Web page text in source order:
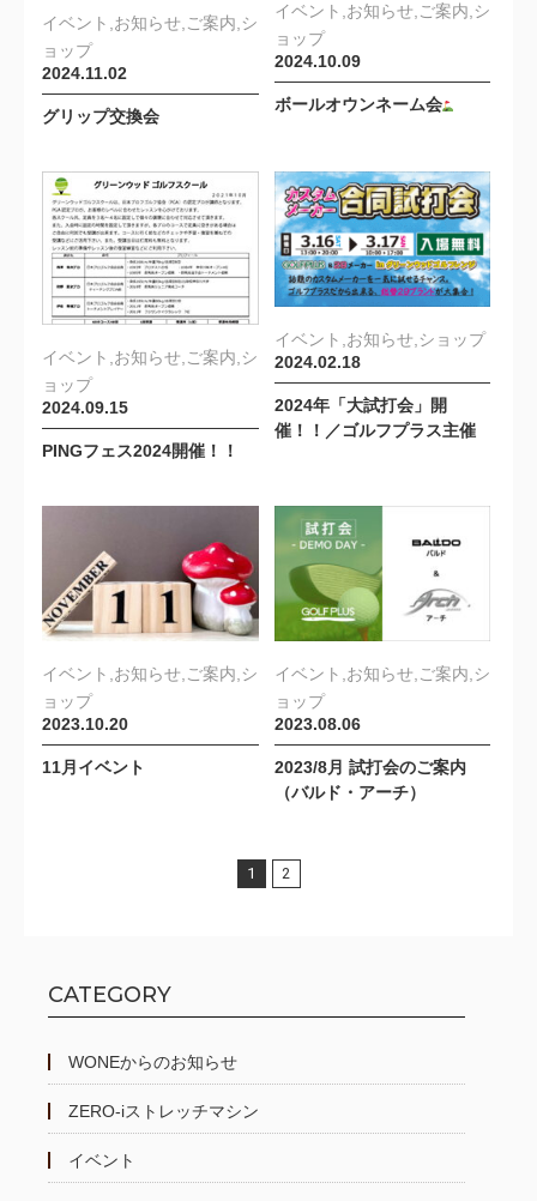
イベント,お知らせ,ご案内,シ
ョップ
2024.11.02
グリップ交換会
イベント,お知らせ,ご案内,シ
ョップ
2024.10.09
ボールオウンネーム会
イベント,お知らせ,ご案内,シ
ョップ
2024.09.15
PINGフェス2024開催！！
イベント,お知らせ,ショップ
2024.02.18
2024年「大試打会」開
催！！／ゴルフプラス主催
イベント,お知らせ,ご案内,シ
ョップ
2023.10.20
11月イベント
イベント,お知らせ,ご案内,シ
ョップ
2023.08.06
2023/8月 試打会のご案内
（バルド・アーチ）
1 2
CATEGORY
WONEからのお知らせ
ZERO-iストレッチマシン
イベント